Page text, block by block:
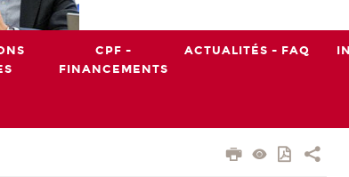
CPF -
FINANCEMENTS
ACTUALITÉS - FAQ